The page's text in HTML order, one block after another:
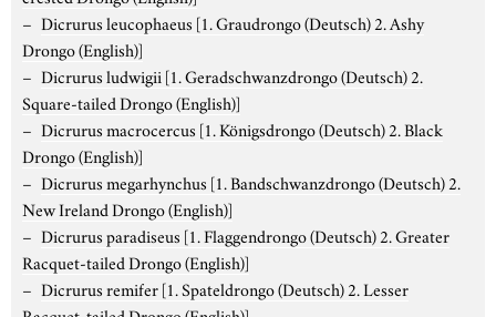
Dicrurus leucophaeus [1. Graudrongo (Deutsch) 2. Ashy
Drongo (English)]
Dicrurus ludwigii [1. Geradschwanzdrongo (Deutsch) 2.
Square-tailed Drongo (English)]
Dicrurus macrocercus [1. Königsdrongo (Deutsch) 2. Black
Drongo (English)]
Dicrurus megarhynchus [1. Bandschwanzdrongo (Deutsch) 2.
New Ireland Drongo (English)]
Dicrurus paradiseus [1. Flaggendrongo (Deutsch) 2. Greater
Racquet-tailed Drongo (English)]
Dicrurus remifer[1. Spateldrongo (Deutsch) 2. Lesser